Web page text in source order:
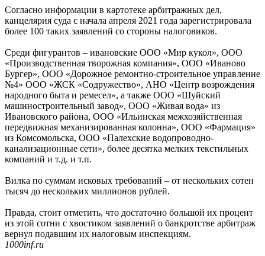
Согласно информации в картотеке арбитражных дел,
канцелярия суда с начала апреля 2021 года зарегистрировала
более 100 таких заявлений со стороны налоговиков.
Среди фигурантов – ивановские ООО «Мир кукол», ООО
«Производственная творожная компания», ООО «Иваново
Бургер», ООО «Дорожное ремонтно-строительное управление
№4» ООО «ЖСК «Содружество», АНО «Центр возрождения
народного быта и ремесел», а также ООО «Шуйский
машиностроительный завод», ООО «Живая вода» из
Ивановского района, ООО «Ильинская межхозяйственная
передвижная механизированная колонна», ООО «Фармация»
из Комсомольска, ООО «Палехские водопроводно-
канализационные сети», более десятка мелких текстильных
компаний и т.д. и т.п.
Вилка по суммам исковых требований – от нескольких сотен
тысяч до нескольких миллионов рублей.
Правда, стоит отметить, что достаточно большой их процент
из этой сотни с хвостиком заявлений о банкротстве арбитраж
вернул подавшим их налоговым инспекциям.
1000inf.ru